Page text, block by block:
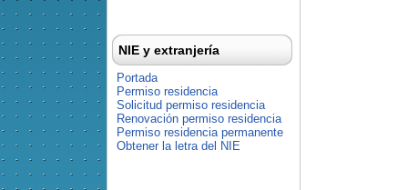
NIE y extranjería
Portada
Permiso residencia
Solicitud permiso residencia
Renovación permiso residencia
Permiso residencia permanente
Obtener la letra del NIE